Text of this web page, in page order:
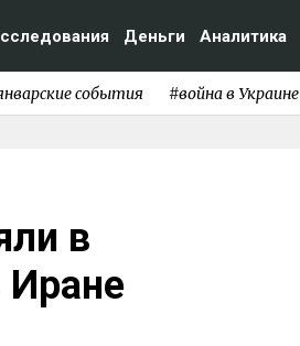
Деньги Аналитика
события #война в Украине
в